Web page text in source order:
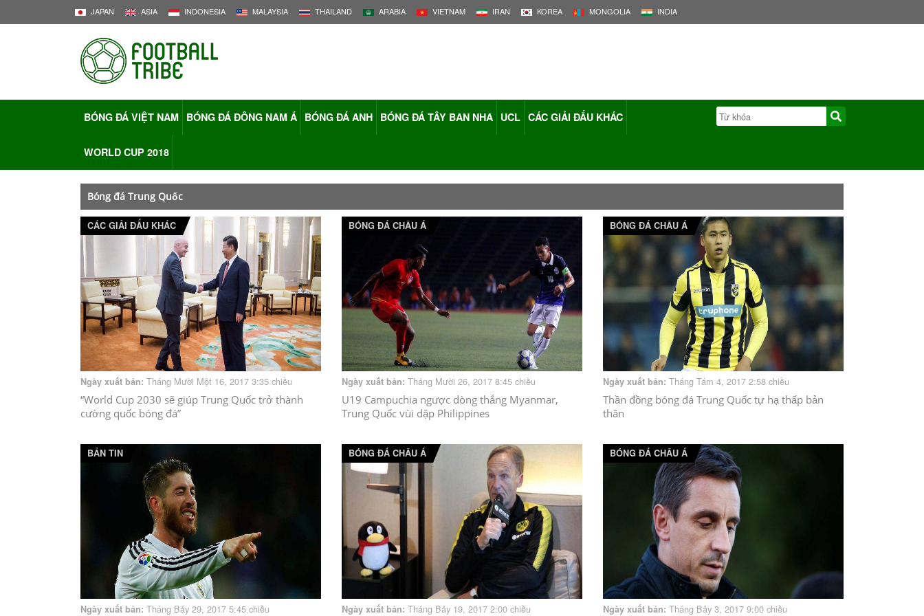
JAPAN ASIA INDONESIA MALAYSIA THAILAND ARABIA VIETNAM IRAN KOREA MONGOLIA INDIA
BÓNG ĐÁ VIỆT NAM BÓNG ĐÁ ĐÔNG NAM Á BÓNG ĐÁ ANH BÓNG ĐÁ TÂY BAN NHA UCL CÁC GIẢI ĐẤU KHÁC
WORLD CUP 2018
Bóng đá Trung Quốc
CÁC GIẢI ĐẤU KHÁC
Ngày xuất bản: Tháng Mười Một 16, 2017 3:35 chiều
“World Cup 2030 sẽ giúp Trung Quốc trở thành
cường quốc bóng đá”
BÓNG ĐÁ CHÂU Á
Ngày xuất bản: Tháng Mười 26, 2017 8:45 chiều
U19 Campuchia ngược dòng thắng Myanmar,
Trung Quốc vùi dập Philippines
BÓNG ĐÁ CHÂU Á
Ngày xuất bản: Tháng Tám 4, 2017 2:58 chiều
Thần đồng bóng đá Trung Quốc tự hạ thấp bản
thân
BẢN TIN
Ngày xuất bản: Tháng Bảy 29, 2017 5:45 chiều
BÓNG ĐÁ CHÂU Á
Ngày xuất bản: Tháng Bảy 19, 2017 2:00 chiều
BÓNG ĐÁ CHÂU Á
Ngày xuất bản: Tháng Bảy 3, 2017 9:00 chiều